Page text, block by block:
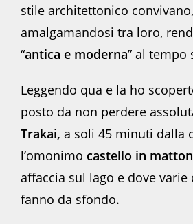
stile architettonico convivano,
amalgamandosi tra loro,
“antica e moderna” al tempo
Leggendo qua e la ho
posto da non perdere
Trakai, a soli 45 minuti dalla
l’omonimo castello in
affaccia sul lago e dove varie
fanno da sfondo.